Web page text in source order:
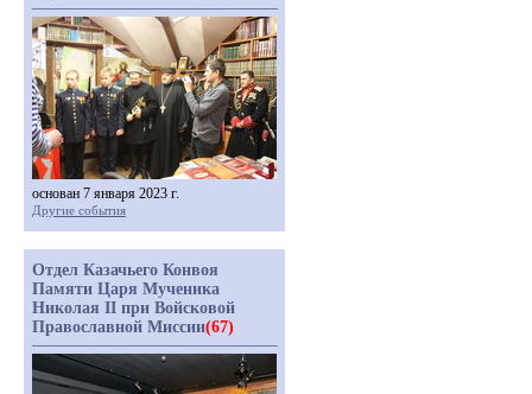
основан 7 января 2023 г.
Другие события
Отдел Казачьего Конвоя
Памяти Царя Мученика
Николая II при Войсковой
Православной Миссии(67)